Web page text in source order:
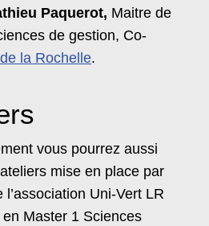
Paquerot, Maitre de
de gestion, Co-
de la Rochelle.
vous pourrez aussi
mise en place par
l’association Uni-Vert LR
Master 1 Sciences